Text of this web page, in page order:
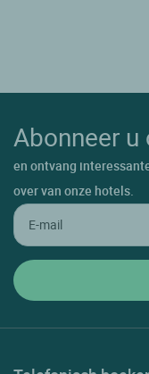
Abonneer
en ontvang
over van onze hotels.